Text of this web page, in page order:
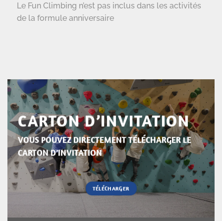
Le Fun Climbing n’est pas inclus dans les activités
de la formule anniversaire
CARTON D’INVITATION
VOUS POUVEZ DIRECTEMENT TÉLÉCHARGER LE
CARTON D’INVITATION
TÉLÉCHARGER